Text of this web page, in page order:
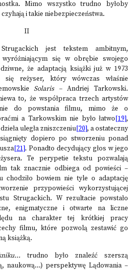
Mimo wszystko trudno byłoby
i takie niebezpieczeństwa.
II
jest tekstem ambitnym,
się w obrębie swojego
że adaptacją książki już w 1973
się reżyser, który wówczas właśnie
Solaris– Andriej Tarkowski.
to, że współpraca trzech artystów
do powstania filmu, mimo że o
a Tarkowskim nie było łatwo [19],
uległa zniszczeniu[20], a ostateczny
dopiero po stworzeniu ponad
[21]. Ponadto decydujący głos w jego
Te perypetie tekstu pozwalają
tak znacznie odbiega od powieści –
chodziło bowiem nie tyle o adaptację
przypowieści wykorzystującej
Strugackich. W rezultacie powstało
enigmatyczne i otwarte na liczne
na charakter tej krótkiej pracy
filmu, które pozwolą zestawić go
książką.
trudno było znaleźć szerszą
naukową…) perspektywę Lądowania –